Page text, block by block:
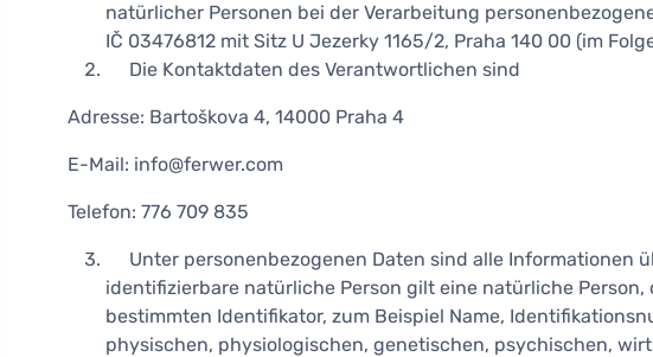
natürlicher Personen bei der Verarbeitung
IČ 03476812 mit Sitz U Jezerky 1165/2, Praha 140 00 (im
Die Kontaktdaten des Verantwortlichen sind
Adresse: Bartoškova 4, 14000 Praha 4
E-Mail: info@ferwer.com
Telefon: 776 709 835
Unter personenbezogenen Daten sind alle Informationen
identifizierbare natürliche Person gilt eine natürliche
bestimmten Identifikator, zum Beispiel Name,
physischen, physiologischen, genetischen, psychischen,